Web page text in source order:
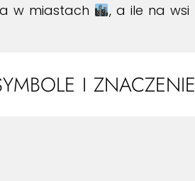
w miastach
, a ile na wsi
I ZNACZENIE